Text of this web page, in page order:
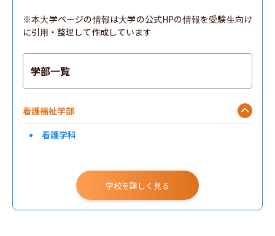
※本大学ページの情報は大学の公式HPの情報を受験生向け
に引用・整理して作成しています
学部一覧
看護福祉学部
看護学科
学校を詳しく見る